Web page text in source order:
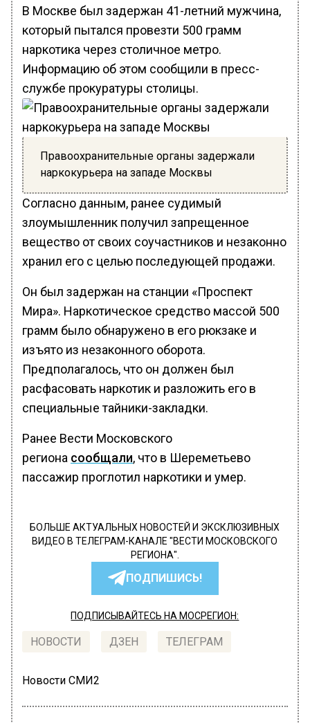
В Москве был задержан 41-летний мужчина,
который пытался провезти 500 грамм
наркотика через столичное метро.
Информацию об этом сообщили в пресс-
службе прокуратуры столицы.
Правоохранительные органы задержали
наркокурьера на западе Москвы
Согласно данным, ранее судимый
злоумышленник получил запрещенное
вещество от своих соучастников и незаконно
хранил его с целью последующей продажи.
Он был задержан на станции «Проспект
Мира». Наркотическое средство массой 500
грамм было обнаружено в его рюкзаке и
изъято из незаконного оборота.
Предполагалось, что он должен был
расфасовать наркотик и разложить его в
специальные тайники-закладки.
Ранее Вести Московского
региона сообщали, что в Шереметьево
пассажир проглотил наркотики и умер.
БОЛЬШЕ АКТУАЛЬНЫХ НОВОСТЕЙ И ЭКСКЛЮЗИВНЫХ
ВИДЕО В ТЕЛЕГРАМ-КАНАЛЕ "ВЕСТИ МОСКОВСКОГО
РЕГИОНА".
ПОДПИШИСЬ!
ПОДПИСЫВАЙТЕСЬ НА МОСРЕГИОН:
НОВОСТИ ДЗЕН ТЕЛЕГРАМ
Новости СМИ2